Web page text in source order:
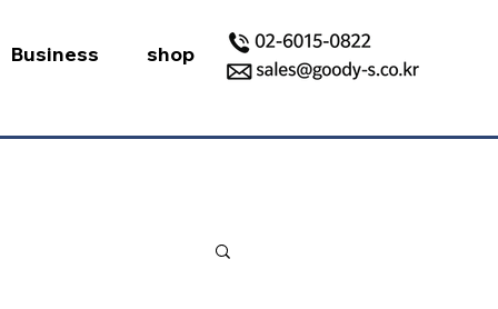
Business shop